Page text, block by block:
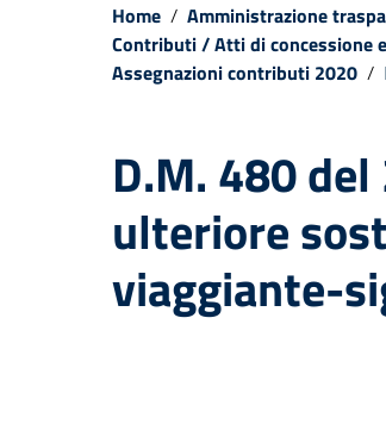
Home / Amministrazione
Contributi / Atti di concessione
Assegnazioni contributi 2020 /
D.M. 480
ulteriore
viaggiante-